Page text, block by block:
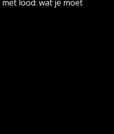
lood: wat je moet